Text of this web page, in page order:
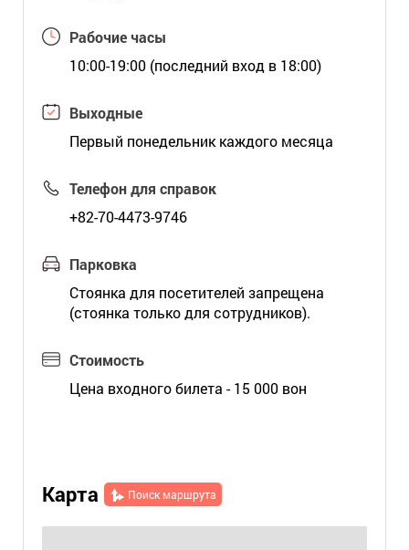
Рабочие часы
10:00-19:00 (последний вход в 18:00)
Выходные
Первый понедельник каждого месяца
Телефон для справок
+82-70-4473-9746
Парковка
Стоянка для посетителей запрещена
(стоянка только для сотрудников).
Стоимость
Цена входного билета - 15 000 вон
Карта Поиск маршрута